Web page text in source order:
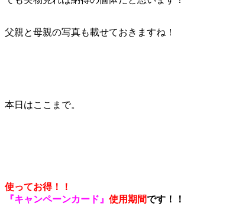
父親と母親の写真も載せておきますね！
本日はここまで。
使ってお得！！
『キャンペーンカード』 使用期間です！！